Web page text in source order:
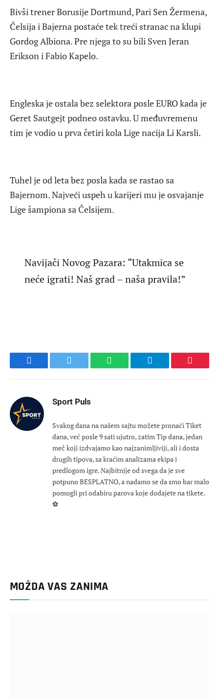
Bivši trener Borusije Dortmund, Pari Sen Žermena,
Čelsija i Bajerna postaće tek treći stranac na klupi
Gordog Albiona. Pre njega to su bili Sven Jeran
Erikson i Fabio Kapelo.
Engleska je ostala bez selektora posle EURO kada je
Geret Sautgejt podneo ostavku. U međuvremenu
tim je vodio u prva četiri kola Lige nacija Li Karsli.
Tuhel je od leta bez posla kada se rastao sa
Bajernom. Najveći uspeh u karijeri mu je osvajanje
Lige šampiona sa Čelsijem.
Navijači Novog Pazara: “Utakmica se
neće igrati! Naš grad – naša pravila!”
Facebook Twitter WhatsApp Telegram
Sport Puls
Svakog dana na našem sajtu možete pronaći Tiket
dana, već posle 9 sati ujutro, zatim Tip dana, jedan
meč koji izdvajamo kao najzanimljiviji, ali i dosta
drugih tipova, sa kraćim analizama ekipa i
predlogom igre. Najbitnije od svega da je sve
potpuno BESPLATNO, a nadamo se da smo bar malo
pomogli pri odabiru parova koje dodajete na tikete.
⚽
MOŽDA VAS ZANIMA